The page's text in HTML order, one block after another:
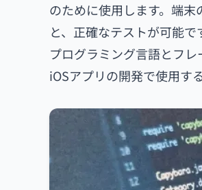
のために使用します。端
と、正確なテストが可能で
プログラミング言語とフレ
iOSアプリの開発で使用す